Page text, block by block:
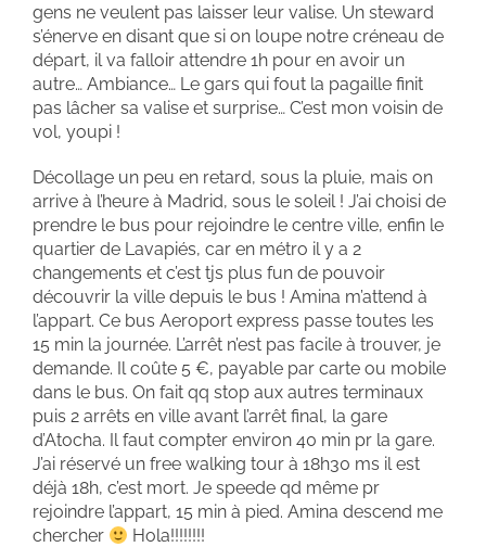
gens ne veulent pas laisser leur valise. Un steward
s’énerve en disant que si on loupe notre créneau de
départ, il va falloir attendre 1h pour en avoir un
autre… Ambiance… Le gars qui fout la pagaille finit
pas lâcher sa valise et surprise… C’est mon voisin de
vol, youpi !
Décollage un peu en retard, sous la pluie, mais on
arrive à l’heure à Madrid, sous le soleil ! J’ai choisi de
prendre le bus pour rejoindre le centre ville, enfin le
quartier de Lavapiés, car en métro il y a 2
changements et c’est tjs plus fun de pouvoir
découvrir la ville depuis le bus ! Amina m’attend à
l’appart. Ce bus Aeroport express passe toutes les
15 min la journée. L’arrêt n’est pas facile à trouver, je
demande. Il coûte 5 €, payable par carte ou mobile
dans le bus. On fait qq stop aux autres terminaux
puis 2 arrêts en ville avant l’arrêt final, la gare
d’Atocha. Il faut compter environ 40 min pr la gare.
J’ai réservé un free walking tour à 18h30 ms il est
déjà 18h, c’est mort. Je speede qd même pr
rejoindre l’appart, 15 min à pied. Amina descend me
chercher
Hola!!!!!!!!